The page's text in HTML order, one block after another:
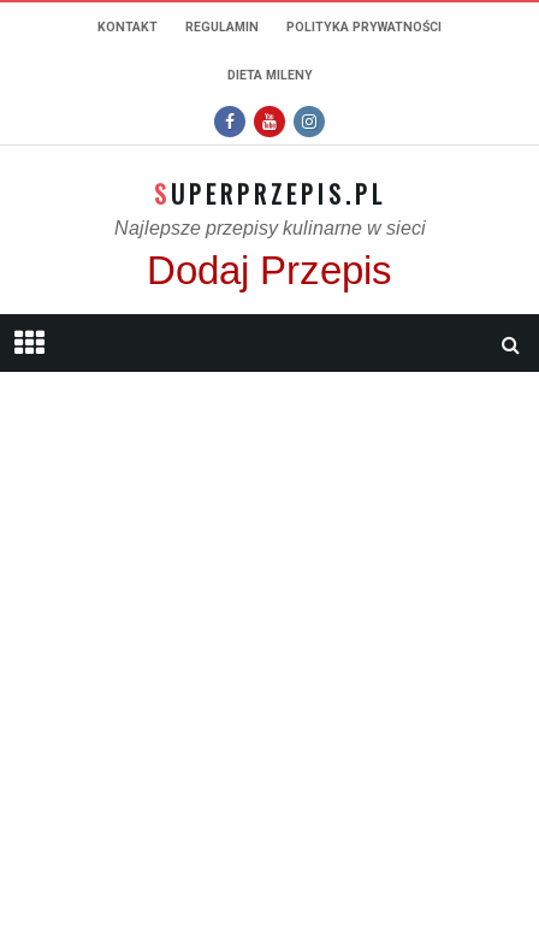
KONTAKT REGULAMIN POLITYKA PRYWATNOŚCI
DIETA MILENY
SUPERPRZEPIS.PL
Najlepsze przepisy kulinarne w sieci
Dodaj Przepis